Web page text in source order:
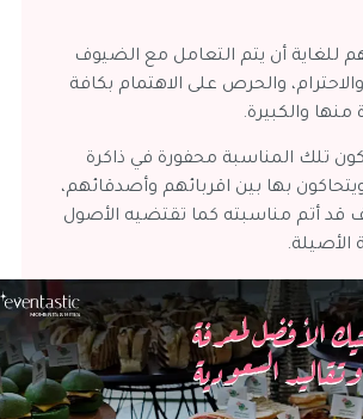
للغاية أن يتم التعامل مع الضيوف
والحرص على الاهتمام بكافة
والكبيرة.
تلك المناسبة محفورة في ذاكرة
بها بين اقربائهم وأصدقائهم،
أتم مناسبته كما تقتضيه الأصول